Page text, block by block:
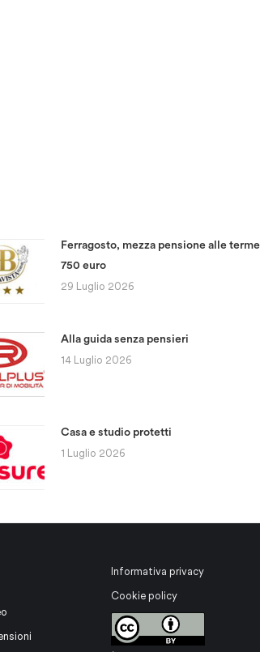
Ferragosto, mezza pensione alle
750 euro
29 Luglio 2026
Alla guida senza pensieri
14 Luglio 2026
Casa e studio protetti
1 Luglio 2026
Informativa privacy
Cookie policy